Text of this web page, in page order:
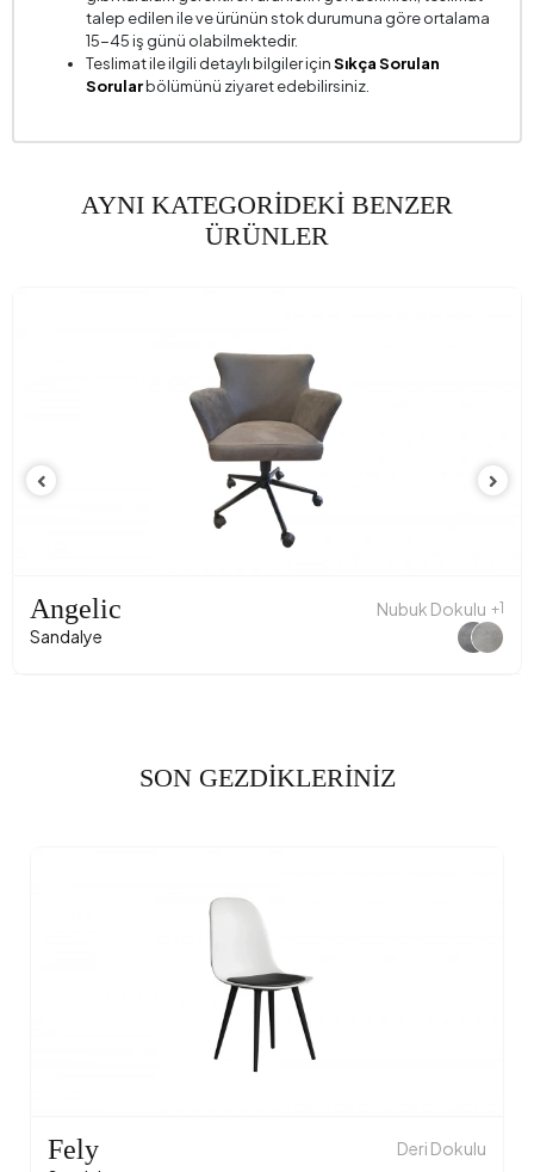
talep edilen ile ve ürünün stok durumuna göre ortalama
15-45 iş günü olabilmektedir.
Teslimat ile ilgili detaylı bilgiler içinSıkça Sorulan
Sorularbölümünü ziyaret edebilirsiniz.
AYNI KATEGORİDEKİ BENZER
ÜRÜNLER
Angelic
Sandalye
Nubuk Dokulu +1
SON GEZDİKLERİNİZ
Fely Deri Dokulu